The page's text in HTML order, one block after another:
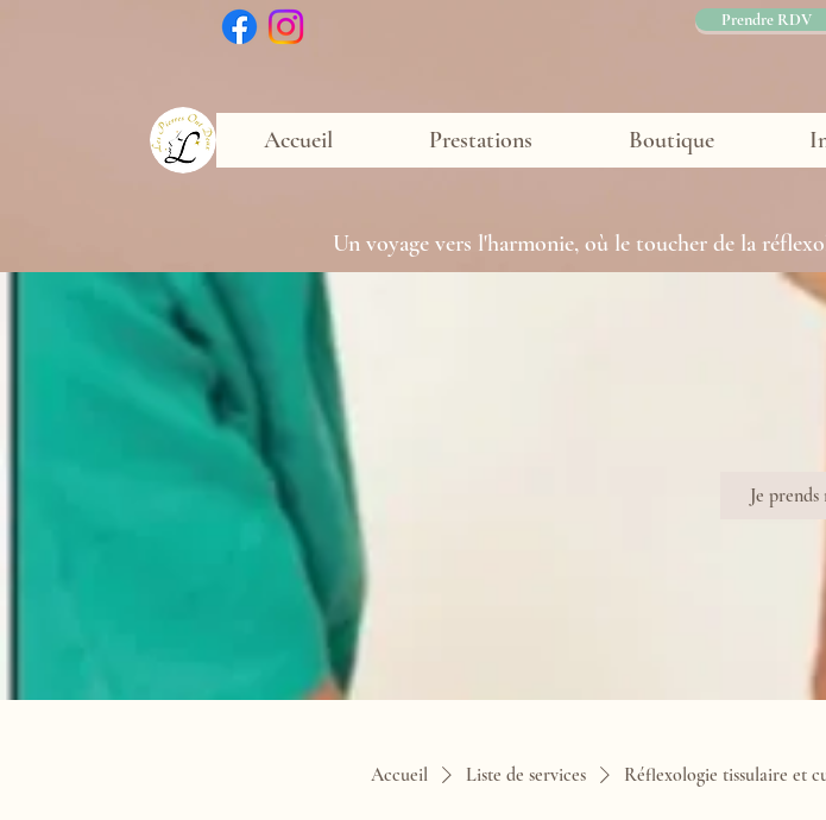
Prendre RDV
Accueil Prestations Boutique
Un voyage vers l'harmonie, où le toucher de la
Je prends
Accueil Liste de services Réflexologie tissulaire et